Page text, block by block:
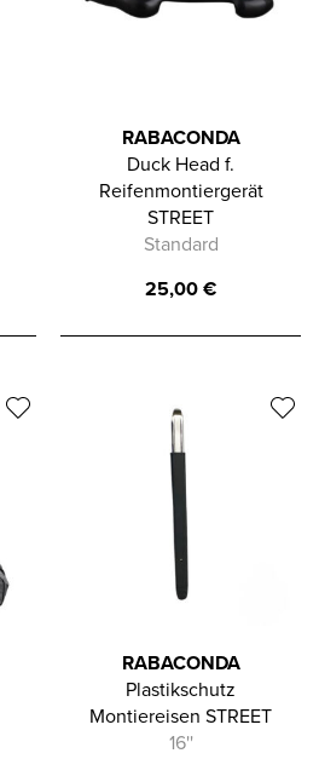
RABACONDA
Duck Head f.
Reifenmontiergerät
STREET
Standard
25,00€
RABACONDA
Plastikschutz
Montiereisen STREET
16''